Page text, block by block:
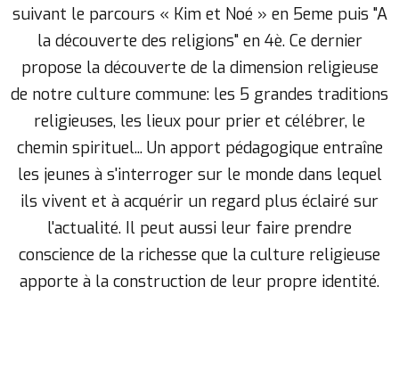
suivant le parcours « Kim et Noé » en 5eme puis "A
la découverte des religions" en 4è. Ce dernier
propose la découverte de la dimension religieuse
de notre culture commune: les 5 grandes traditions
religieuses, les lieux pour prier et célébrer, le
chemin spirituel... Un apport pédagogique entraîne
les jeunes à s'interroger sur le monde dans lequel
ils vivent et à acquérir un regard plus éclairé sur
l'actualité. Il peut aussi leur faire prendre
conscience de la richesse que la culture religieuse
apporte à la construction de leur propre identité.